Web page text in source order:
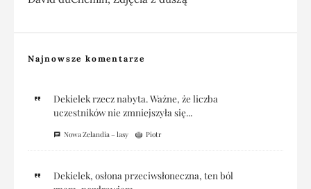
Najnowsze komentarze
Dekielek rzecz nabyta. Ważne, że liczba
uczestników nie zmniejszyła się...
Nowa Zelandia – lasy Piotr
Dekielek, osłona przeciwsłoneczna, ten ból